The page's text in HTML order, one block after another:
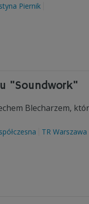
Piernik
"Soundwork"
Blecharzem,
TR Warszawa